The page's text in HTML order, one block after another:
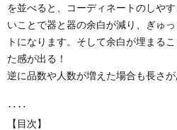
を並べると、コーディネートのしや
いことで器と器の余白が減り、ぎゅ
トになります。そして余白が埋まる
た感が出る！
逆に品数や人数が増えた場合も長さが
‥‥
【目次】